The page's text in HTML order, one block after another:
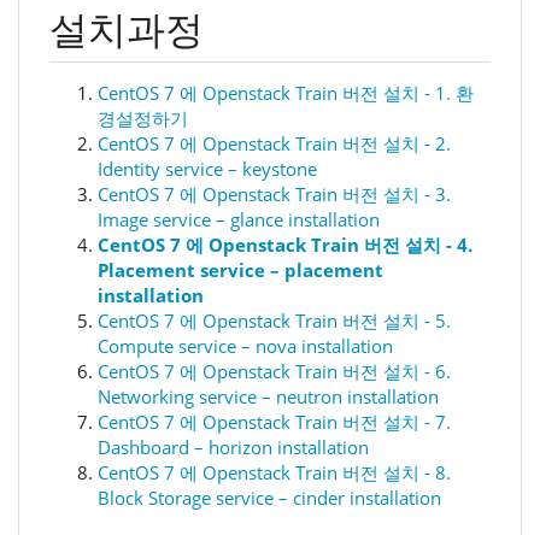
설치과정
CentOS 7 에 Openstack Train 버전 설치 - 1. 환
경설정하기
CentOS 7 에 Openstack Train 버전 설치 - 2.
Identity service – keystone
CentOS 7 에 Openstack Train 버전 설치 - 3.
Image service – glance installation
CentOS 7 에 Openstack Train 버전 설치 - 4.
Placement service – placement
installation
CentOS 7 에 Openstack Train 버전 설치 - 5.
Compute service – nova installation
CentOS 7 에 Openstack Train 버전 설치 - 6.
Networking service – neutron installation
CentOS 7 에 Openstack Train 버전 설치 - 7.
Dashboard – horizon installation
CentOS 7 에 Openstack Train 버전 설치 - 8.
Block Storage service – cinder installation